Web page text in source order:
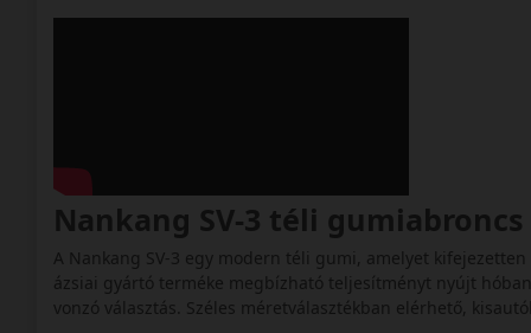
Nankang SV-3 téli gumiabroncs
A Nankang SV-3 egy modern téli gumi, amelyet
ázsiai gyártó terméke megbízható teljesítményt nyújt
vonzó választás. Széles méretválasztékban elérhető,